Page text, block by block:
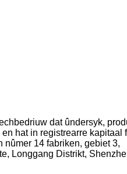
dat ûndersyk,
hat in registrearre kapitaal
nûmer 14 fabriken, gebiet 3,
Longgang Distrikt,